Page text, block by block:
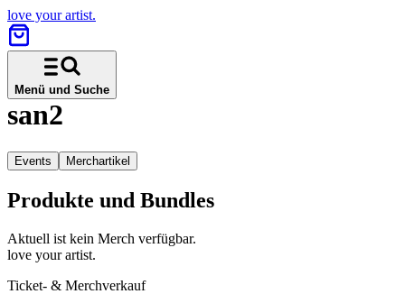
love your artist.
Menü und Suche
san2
Events Merchartikel
Produkte und Bundles
Aktuell ist kein Merch verfügbar.
love your artist.
Ticket- & Merchverkauf